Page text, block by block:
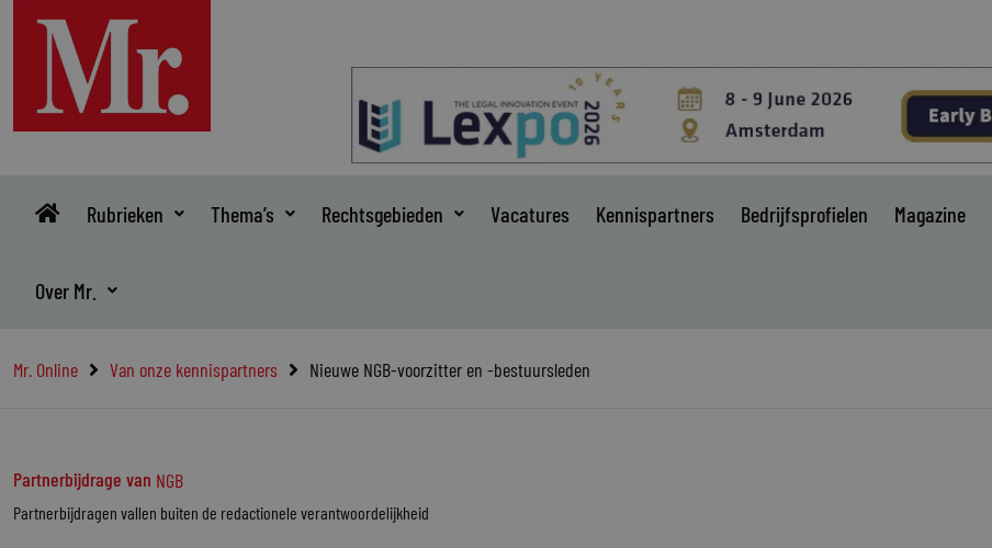
inhoud
Rubrieken Thema’s Rechtsgebieden Vacatures Kennispartners Bedrijfsprofielen Magazine
Over Mr.
Mr. Online Van onze kennispartners Nieuwe NGB-voorzitter en -bestuursleden
Partnerbijdrage van NGB
Partnerbijdragen vallen buiten de redactionele verantwoordelijkheid